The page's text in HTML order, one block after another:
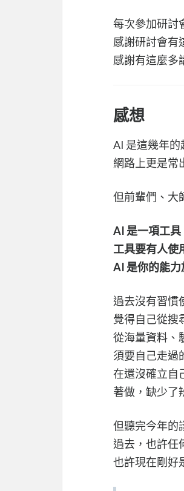
每次參加研討
感謝研討會有
感謝有這麼多
感想
AI 是這幾年的
網路上更是常
但前輩們、大
AI 是一項工具
工具要有人使
AI 是你的能力
過去沒有習慣
覺得自己從搜
從海量資料、
須要自己走過
在還沒確立自
著做，缺少了
但聽完今年的
過去，也許任
也許現在剛好